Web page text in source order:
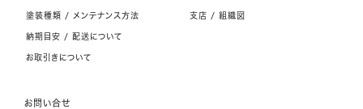
塗装種類 / メンテナンス方法
納期目安 / 配送について
お取引きについて
支店 / 組織図
お問い合せ